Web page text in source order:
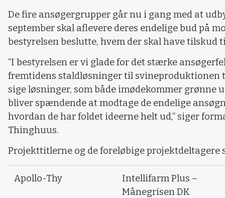
De fire ansøgergrupper går nu i gang med at
september skal aflevere deres endelige bud på
bestyrelsen beslutte, hvem der skal have tilskud
”I bestyrelsen er vi glade for det stærke
fremtidens staldløsninger til svineproduktionen
sige løsninger, som både imødekommer
bliver spændende at modtage de endelige
hvordan de har foldet ideerne helt ud,” siger
Thinghuus.
Projekttitlerne og de foreløbige projektdeltagere
Apollo-Thy
Intellifarm Plus –
Månegrisen DK